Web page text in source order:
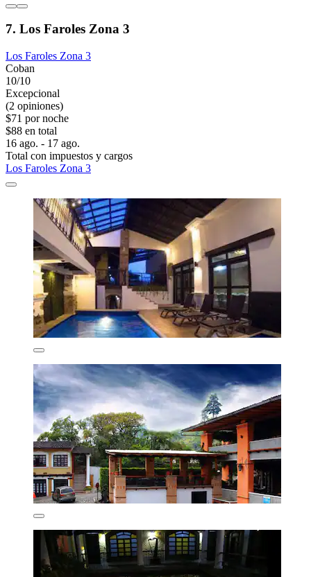
7. Los Faroles Zona 3
Los Faroles Zona 3
Coban
10/10
Excepcional
(2 opiniones)
$71 por noche
$88 en total
16 ago. - 17 ago.
Total con impuestos y cargos
Los Faroles Zona 3